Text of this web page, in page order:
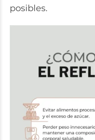
posibles.